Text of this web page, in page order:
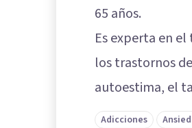
65 años.
Es experta en
los trastornos
autoestima, el
Adicciones